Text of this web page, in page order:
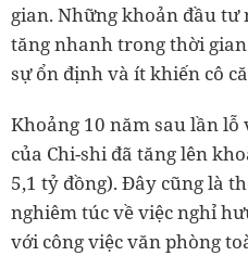
gian. Những khoản đầu tư
tăng nhanh trong thời
sự ổn định và ít khiến cô
Khoảng 10 năm sau lần
của Chi-shi đã tăng lên
5,1 tỷ đồng). Đây cũng là
nghiêm túc về việc nghỉ
với công việc văn phòng